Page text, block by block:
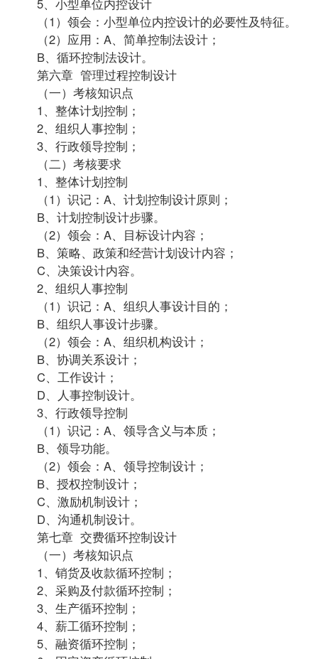
（1）领会：小型单位内控设计的必要性及特征。
（2）应用：A、简单控制法设计；
B、循环控制法设计。
第六章 管理过程控制设计
（一）考核知识点
1、整体计划控制；
2、组织人事控制；
3、行政领导控制；
（二）考核要求
1、整体计划控制
（1）识记：A、计划控制设计原则；
B、计划控制设计步骤。
（2）领会：A、目标设计内容；
B、策略、政策和经营计划设计内容；
C、决策设计内容。
2、组织人事控制
（1）识记：A、组织人事设计目的；
B、组织人事设计步骤。
（2）领会：A、组织机构设计；
B、协调关系设计；
C、工作设计；
D、人事控制设计。
3、行政领导控制
（1）识记：A、领导含义与本质；
B、领导功能。
（2）领会：A、领导控制设计；
B、授权控制设计；
C、激励机制设计；
D、沟通机制设计。
第七章 交费循环控制设计
（一）考核知识点
1、销货及收款循环控制；
2、采购及付款循环控制；
3、生产循环控制；
4、薪工循环控制；
5、融资循环控制；